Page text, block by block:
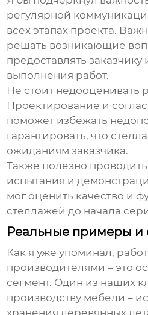
регулярной
всех этапах проекта.
решать возникающие
предоставлять
выполнения работ.
Не стоит недооценивать
Проектирование и
поможет избежать
гарантировать, что
ожиданиям заказчика.
Также полезно
испытания и
мог оценить качество и
стеллажей до начала
Реальные примеры
Как я уже упоминал,
производителями – это
сегмент. Один из наших
производству мебели –